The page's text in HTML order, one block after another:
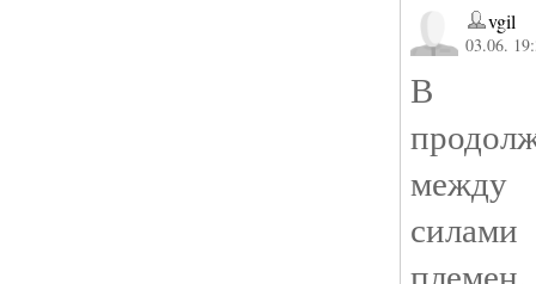
vgil
03.06.
В
между